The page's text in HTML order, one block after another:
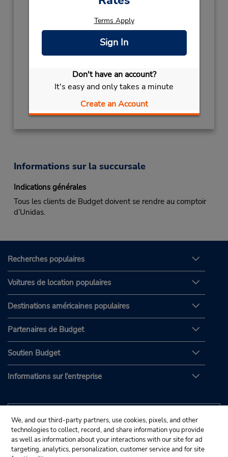
Terms Apply
Sign In
Don't have an account?
It's easy and only takes a minute
Create an Account
Heures d'exploitation :
Sun - Sat 4:30 AM - 1:00 AM
Si vous arrivez, le comptoir de location se
de marche du stationnement.
Obtenir un itinéraire
Informations sur la succursale
Indications générales
Tous les clients de Budget doivent se rendre au comptoir
d’Unidas.
Recherches populaires
Voitures de location populaires
Destinations américaines populaires
Partenaires de Budget
Soutien Budget
Informations sur l'entreprise
We, and our third-party partners, use cookies, pixels, and other
technologies to collect, record, and share information you provide
as well as information about your interactions with our site for ad
targeting, analytics, personalization, customer service and for site